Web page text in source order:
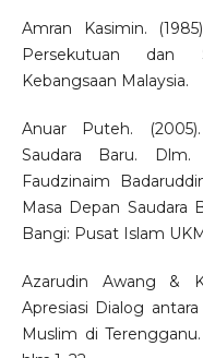
Amran Kasimin.
Persekutuan dan
Kebangsaan Malaysia.
Anuar Puteh.
Saudara Baru. Dlm.
Faudzinaim
Masa Depan Saudara
Bangi: Pusat Islam
Azarudin Awang &
Apresiasi Dialog
Muslim di